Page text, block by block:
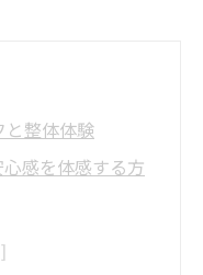
と整体体験
感を体感する方